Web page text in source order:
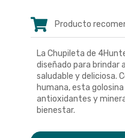
Producto
La Chupileta de
diseñado para brindar
saludable y deliciosa.
humana, esta
antioxidantes y
bienestar.